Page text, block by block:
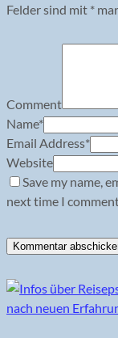
Felder sind mit *
Comment
Name*
Email Address*
Website
Save my name,
next time I